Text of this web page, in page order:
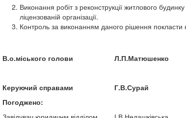
Виконання робіт з реконструкції житлового
ліцензованій організації.
Контроль за виконанням даного рішення покласти
В.о.міського голови Л.П.Матюшенко
Керуючий справами
Г.В.Сурай
Погоджено: